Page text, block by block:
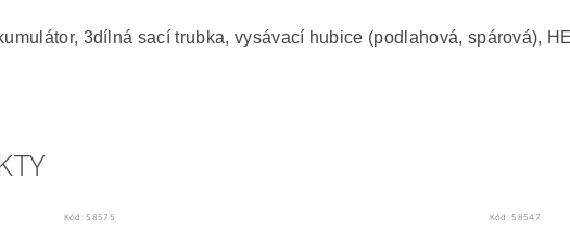
3dílná sací trubka, vysávací hubice (podlahová, spárová),
Kód:58575 Kód:58547